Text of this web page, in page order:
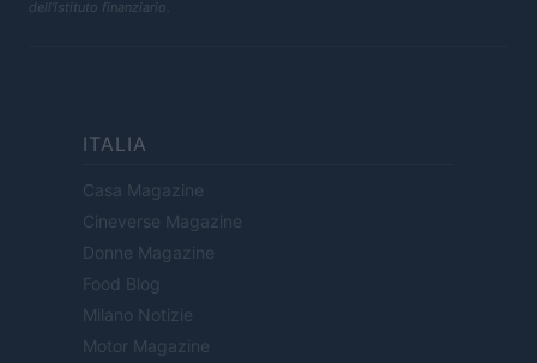
dell'istituto finanziario.
ITALIA
Casa Magazine
Cineverse Magazine
Donne Magazine
Food Blog
Milano Notizie
Motor Magazine